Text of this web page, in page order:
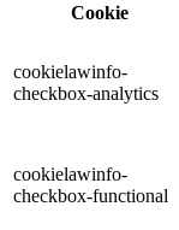
Cookie
cookielawinfo-
checkbox-analytics
cookielawinfo-
checkbox-functional